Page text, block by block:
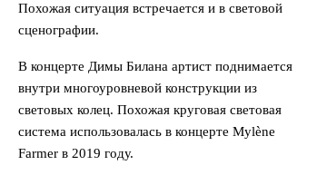
Похожая ситуация встречается и в световой
сценографии.
В концерте Димы Билана артист поднимается
внутри многоуровневой конструкции из
световых колец. Похожая круговая световая
система использовалась в концерте Mylène
Farmer в 2019 году.